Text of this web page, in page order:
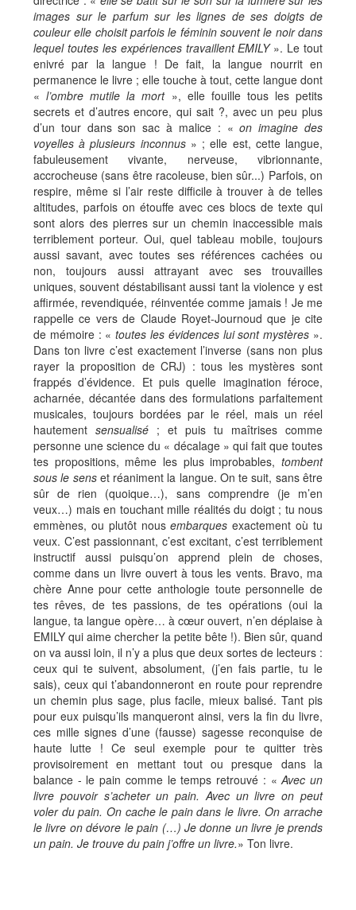
images sur le parfum sur les lignes de ses doigts de
couleur elle choisit parfois le féminin souvent le noir dans
lequel toutes les expériences travaillent EMILY». Le tout
enivré par la langue ! De fait, la langue nourrit en
permanence le livre ; elle touche à tout, cette langue dont
«l’ombre mutile la mort», elle fouille tous les petits
secrets et d’autres encore, qui sait ?, avec un peu plus
d’un tour dans son sac à malice : «on imagine des
voyelles à plusieurs inconnus» ; elle est, cette langue,
fabuleusement vivante, nerveuse, vibrionnante,
accrocheuse (sans être racoleuse, bien sûr...) Parfois, on
respire, même si l’air reste difficile à trouver à de telles
altitudes, parfois on étouffe avec ces blocs de texte qui
sont alors des pierres sur un chemin inaccessible mais
terriblement porteur. Oui, quel tableau mobile, toujours
aussi savant, avec toutes ses références cachées ou
non, toujours aussi attrayant avec ses trouvailles
uniques, souvent déstabilisant aussi tant la violence y est
affirmée, revendiquée, réinventée comme jamais ! Je me
rappelle ce vers de Claude Royet-Journoud que je cite
de mémoire : «toutes les évidences lui sont mystères ».
Dans ton livre c’est exactement l’inverse (sans non plus
rayer la proposition de CRJ) : tous les mystères sont
frappés d’évidence. Et puis quelle imagination féroce,
acharnée, décantée dans des formulations parfaitement
musicales, toujours bordées par le réel, mais un réel
hautement sensualisé ; et puis tu maîtrises comme
personne une science du « décalage » qui fait que toutes
tes propositions, même les plus improbables, tombent
sous le sens et réaniment la langue. On te suit, sans être
sûr de rien (quoique…), sans comprendre (je m’en
veux…) mais en touchant mille réalités du doigt ; tu nous
emmènes, ou plutôt nousembarques exactement où tu
veux. C’est passionnant, c’est excitant, c’est terriblement
instructif aussi puisqu’on apprend plein de choses,
comme dans un livre ouvert à tous les vents. Bravo, ma
chère Anne pour cette anthologie toute personnelle de
tes rêves, de tes passions, de tes opérations (oui la
langue, ta langue opère… à cœur ouvert, n’en déplaise à
EMILY qui aime chercher la petite bête !). Bien sûr, quand
on va aussi loin, il n’y a plus que deux sortes de lecteurs :
ceux qui te suivent, absolument, (j’en fais partie, tu le
sais), ceux qui t’abandonneront en route pour reprendre
un chemin plus sage, plus facile, mieux balisé. Tant pis
pour eux puisqu’ils manqueront ainsi, vers la fin du livre,
ces mille signes d’une (fausse) sagesse reconquise de
haute lutte ! Ce seul exemple pour te quitter très
provisoirement en mettant tout ou presque dans la
balance - le pain comme le temps retrouvé : «Avec un
livre pouvoir s’acheter un pain. Avec un livre on peut
voler du pain. On cache le pain dans le livre. On arrache
le livre on dévore le pain (…) Je donne un livre je prends
un pain. Je trouve du pain j’offre un livre.» Ton livre.